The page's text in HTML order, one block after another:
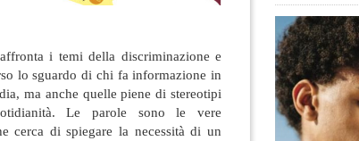
i temi della discriminazione e
lo sguardo di chi fa informazione in
ma anche quelle piene di stereotipi
Le parole sono le vere
cerca di spiegare la necessità di un